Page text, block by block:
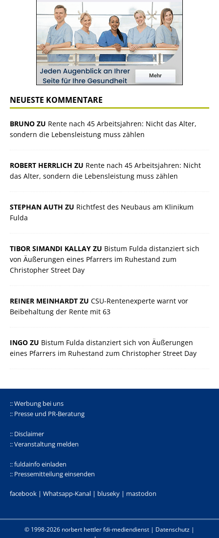
NEUESTE KOMMENTARE
BRUNO ZU Rente nach 45 Arbeitsjahren: Nicht das Alter,
sondern die Lebensleistung muss zählen
ROBERT HERRLICH ZU Rente nach 45 Arbeitsjahren: Nicht
das Alter, sondern die Lebensleistung muss zählen
STEPHAN AUTH ZU Richtfest des Neubaus am Klinikum
Fulda
TIBOR SIMANDI KALLAY ZU Bistum Fulda distanziert sich
von Äußerungen eines Pfarrers im Ruhestand zum
Christopher Street Day
REINER MEINHARDT ZU CSU-Rentenexperte warnt vor
Beibehaltung der Rente mit 63
INGO ZU Bistum Fulda distanziert sich von Äußerungen
eines Pfarrers im Ruhestand zum Christopher Street Day
:: Werbung bei uns
:: Presse und PR-Beratung
:: Disclaimer
:: Veranstaltung melden
:: fuldainfo einladen
:: Pressemitteilung einsenden
facebook | Whatsapp-Kanal | bluseky | mastodon
© 1998-2026 norbert hettlerfdi-mediendienst | Datenschutz |